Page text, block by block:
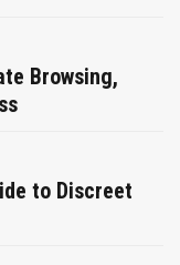
Browsing,
to Discreet